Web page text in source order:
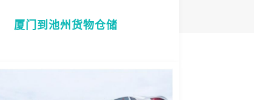
厦门到池州货物仓储